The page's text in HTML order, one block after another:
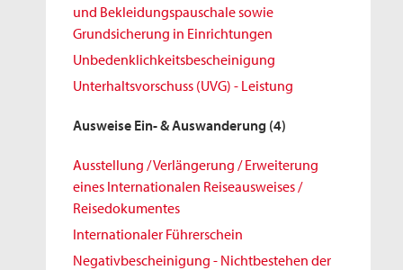
und Bekleidungspauschale sowie
Grundsicherung in Einrichtungen
Unbedenklichkeitsbescheinigung
Unterhaltsvorschuss (UVG) - Leistung
Ausweise Ein- & Auswanderung (4)
Ausstellung / Verlängerung / Erweiterung
eines Internationalen Reiseausweises /
Reisedokumentes
Internationaler Führerschein
Negativbescheinigung - Nichtbestehen der